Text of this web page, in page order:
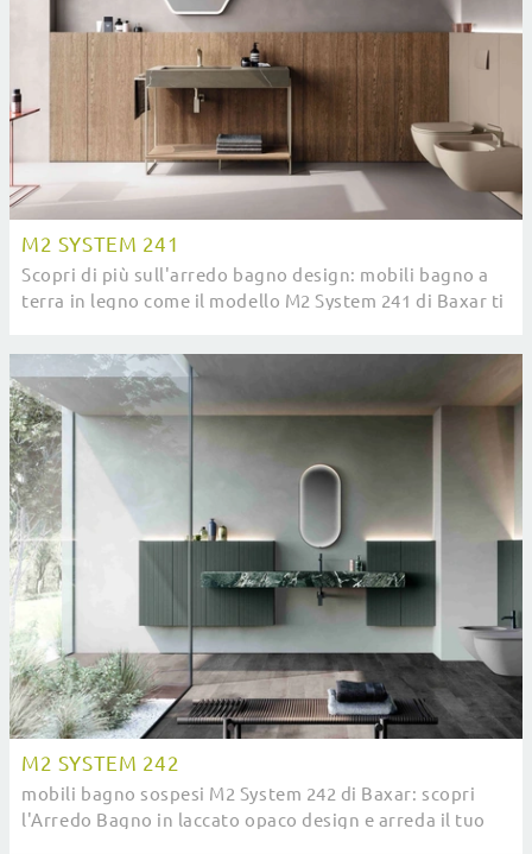
M2 SYSTEM 241
Scopri di più sull'arredo bagno design: mobili bagno a
terra in legno come il modello M2 System 241 di Baxar ti
M2 SYSTEM 242
mobili bagno sospesi M2 System 242 di Baxar: scopri
l'Arredo Bagno in laccato opaco design e arreda il tuo